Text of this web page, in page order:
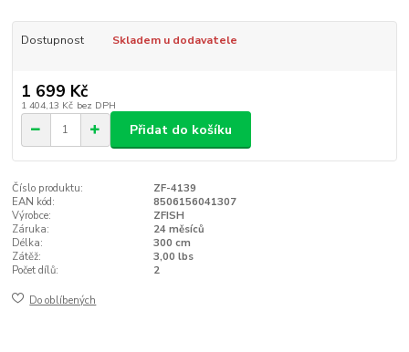
Dostupnost Skladem u dodavatele
1 699 Kč
1 404,13 Kč bez DPH
Přidat do košíku
Číslo produktu:
ZF-4139
EAN kód:
8506156041307
Výrobce:
ZFISH
Záruka:
24 měsíců
Délka:
300 cm
Zátěž:
3,00 lbs
Počet dílů:
2
Do oblíbených